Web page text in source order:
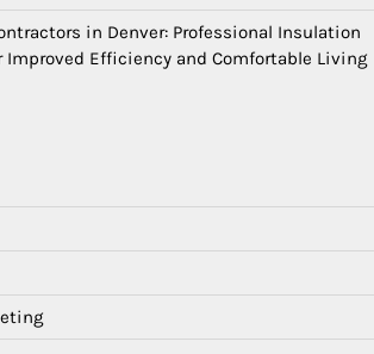
in Denver: Professional Insulation
Improved Efficiency and Comfortable Living